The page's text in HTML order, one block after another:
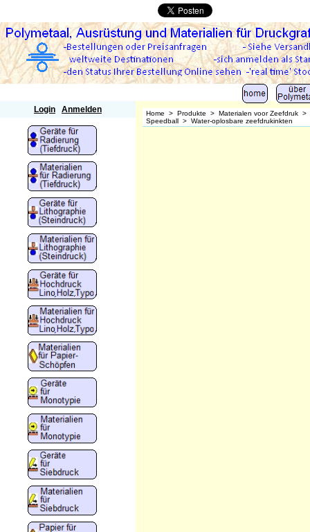
Login Anmelden Home > Produkte > Materialen voor Zeefdruk >
Speedball > Water-oplosbare zeefdrukinkten